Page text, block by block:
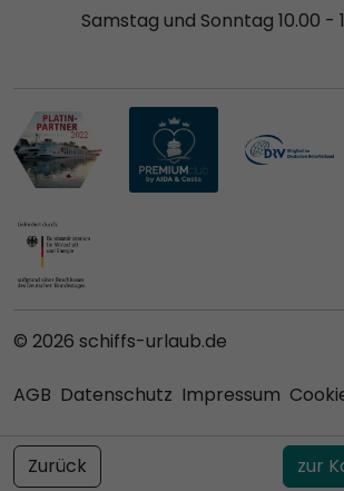
Zurück zur
Samstag und Sonntag 10.00 -
© 2026 schiffs-urlaub.de
AGB Datenschutz Impressum